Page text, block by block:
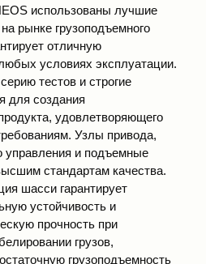
использованы лучшие
рынке грузоподъемного
отличную
условиях эксплуатации.
тестов и строгие
для создания
удовлетворяющего
Узлы привода,
управления и подъемные
стандартам качества.
шасси гарантирует
устойчивость и
прочность при
грузов,
грузоподъемность